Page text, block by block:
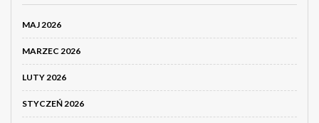
MAJ 2026
MARZEC 2026
LUTY 2026
STYCZEŃ 2026